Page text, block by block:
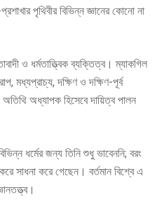
পৃথিবীর বিভিন্ন জ্ঞানের কোনো না
ও ধর্মতাত্ত্বিক ব্যক্তিত্ব। ম্যাকগিল
মধ্যপ্রাচ্য, দক্ষিণ ও দক্ষিণ-পূর্ব
অতিথি অধ্যাপক হিসেবে দায়িত্ব পালন
ধর্মের জন্য তিনি শুধু ভাবেননি; বরং
সাধনা করে গেছেন। বর্তমান বিশ্বে এ